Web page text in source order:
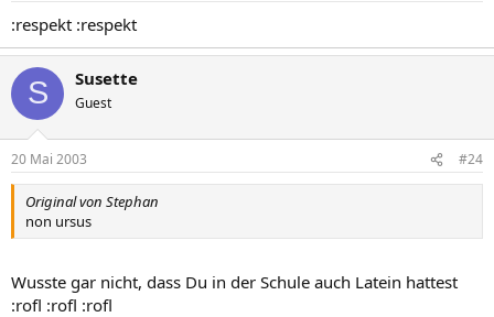
:respekt :respekt
S Susette
Guest
20 Mai 2003 #24
Original von Stephan
non ursus
Wusste gar nicht, dass Du in der Schule auch Latein hattest
:rofl :rofl :rofl